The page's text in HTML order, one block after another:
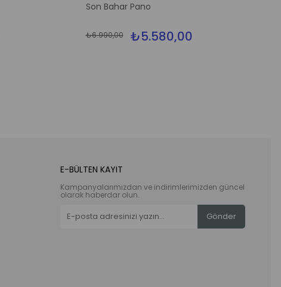
Son Bahar Pano
₺5.580,00
₺6.990,00
E-BÜLTEN KAYIT
Kampanyalarımızdan ve indirimlerimizden güncel
olarak haberdar olun.
Gönder